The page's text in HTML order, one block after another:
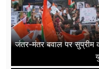
जंतर-मंतर बवाल पर सुप्रीम